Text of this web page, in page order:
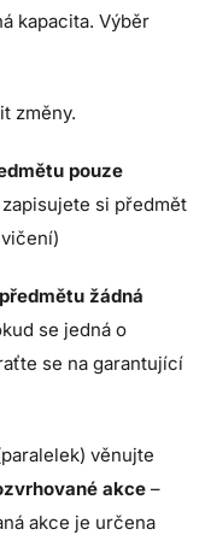
kapacita. Výběr
změny.
pouze
si předmět
žádná
se jedná o
se na garantující
věnujte
akce –
akce je určena